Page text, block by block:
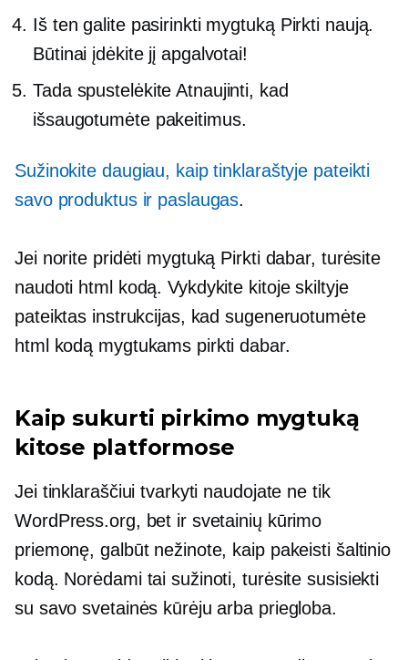
Iš ten galite pasirinkti mygtuką Pirkti naują.
Būtinai įdėkite jį apgalvotai!
Tada spustelėkite Atnaujinti, kad
išsaugotumėte pakeitimus.
Sužinokite daugiau, kaip tinklaraštyje pateikti
savo produktus ir paslaugas.
Jei norite pridėti mygtuką Pirkti dabar, turėsite
naudoti html kodą. Vykdykite kitoje skiltyje
pateiktas instrukcijas, kad sugeneruotumėte
html kodą mygtukams pirkti dabar.
Kaip sukurti pirkimo mygtuką
kitose platformose
Jei tinklaraščiui tvarkyti naudojate ne tik
WordPress.org, bet ir svetainių kūrimo
priemonę, galbūt nežinote, kaip pakeisti šaltinio
kodą. Norėdami tai sužinoti, turėsite susisiekti
su savo svetainės kūrėju arba priegloba.